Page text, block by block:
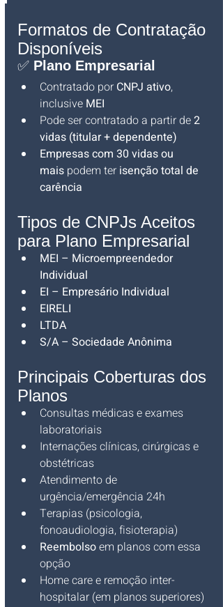
Formatos de Contratação
Disponíveis
✅ Plano Empresarial
Contratado por CNPJ ativo,
inclusive MEI
Pode ser contratado a partir de 2
vidas (titular + dependente)
Empresas com 30 vidas ou
mais podem ter isenção total de
carência
Tipos de CNPJs Aceitos
para Plano Empresarial
MEI – Microempreendedor
Individual
EI – Empresário Individual
EIRELI
LTDA
S/A – Sociedade Anônima
Principais Coberturas dos
Planos
Consultas médicas e exames
laboratoriais
Internações clínicas, cirúrgicas e
obstétricas
Atendimento de
urgência/emergência 24h
Terapias (psicologia,
fonoaudiologia, fisioterapia)
Reembolso em planos com essa
opção
Home care e remoção inter-
hospitalar (em planos superiores)